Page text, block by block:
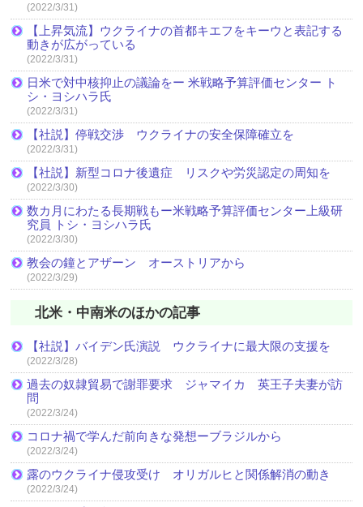
(2022/3/31)
【上昇気流】ウクライナの首都キエフをキーウと表記する
動きが広がっている
(2022/3/31)
日米で対中核抑止の議論をー 米戦略予算評価センター ト
シ・ヨシハラ氏
(2022/3/31)
【社説】停戦交渉 ウクライナの安全保障確立を
(2022/3/31)
【社説】新型コロナ後遺症 リスクや労災認定の周知を
(2022/3/30)
数カ月にわたる長期戦もー米戦略予算評価センター上級研
究員 トシ・ヨシハラ氏
(2022/3/30)
教会の鐘とアザーン オーストリアから
(2022/3/29)
北米・中南米のほかの記事
【社説】バイデン氏演説 ウクライナに最大限の支援を
(2022/3/28)
過去の奴隷貿易で謝罪要求 ジャマイカ 英王子夫妻が訪
問
(2022/3/24)
コロナ禍で学んだ前向きな発想ーブラジルから
(2022/3/24)
露のウクライナ侵攻受け オリガルヒと関係解消の動き
(2022/3/24)